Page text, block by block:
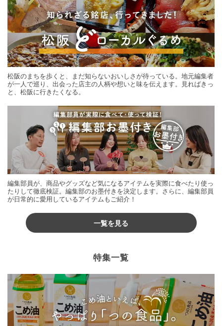
松阪のまちを歩くと、まだ知らないおいしさが待っている。地元編集者
が一人で巡り、出会った店主の人柄や想いと味を伝えます。見ればきっ
と、松阪に行きたくなる。
編集部員が、商品やグッズなど気になるアイテムを実際に食べたり使っ
たりして徹底検証。編集部のお墨付きを決定します。さらに、編集部員
が日常的に愛用しているアイテムもご紹介！
一覧を見る
特集一覧